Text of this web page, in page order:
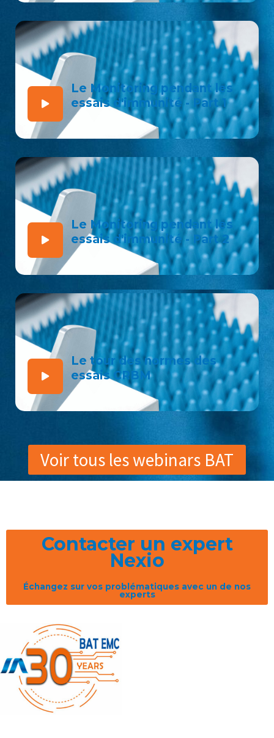
Le Monitoring pendant les
essais d'immunité - Part 1
Le Monitoring pendant les
essais d'immunité - Part 2
Le tour des normes des
essais CRBM
Voir tous les webinars BAT
Contacter un expert
Nexio
Échangez sur vos problématiques avec un de nos
experts